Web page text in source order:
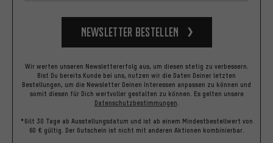
Newsletter bestellen
Wir werten unseren Newslettererfolg aus, um diesen stetig zu verbessern.
Bist Du bereits Kunde bei uns, nutzen wir die Daten Deiner letzten
Bestellungen, um die Newsletter Deinen Interessen anpassen zu können und
somit diesen für Dich wertvoller gestalten zu können. Es gelten unsere
Datenschutzbestimmungen
*Gilt 30 Tage ab Ausstellungsdatum und ist ab einem Mindestbestellwert von
60 € gültig. Der Gutschein ist nicht mit anderen Aktionen kombinierbar.